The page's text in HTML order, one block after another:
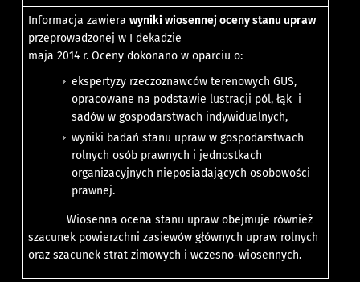
Informacja zawierawyniki wiosennej oceny stanu upraw
przeprowadzonej w I dekadzie
maja 2014 r. Oceny dokonano w oparciu o:
ekspertyzy rzeczoznawców terenowych GUS,
opracowane na podstawie lustracji pól, łąk i
sadów w gospodarstwach indywidualnych,
wyniki badań stanu upraw w gospodarstwach
rolnych osób prawnych i jednostkach
organizacyjnych nieposiadających osobowości
prawnej.
Wiosenna ocena stanu upraw obejmuje również
szacunek powierzchni zasiewów głównych upraw rolnych
oraz szacunek strat zimowych i wczesno-wiosennych.